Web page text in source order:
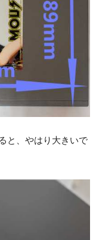
と、やはり大きいで